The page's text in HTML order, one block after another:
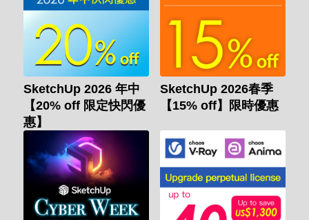
SketchUp 2026 年中
【20% off 限定快閃優
惠】
SketchUp 2026春季
【15% off】限時優惠